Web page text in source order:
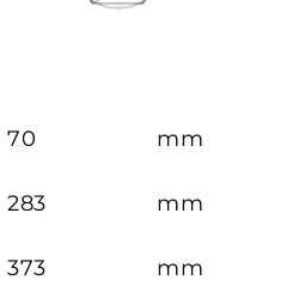
70 mm
283 mm
373 mm